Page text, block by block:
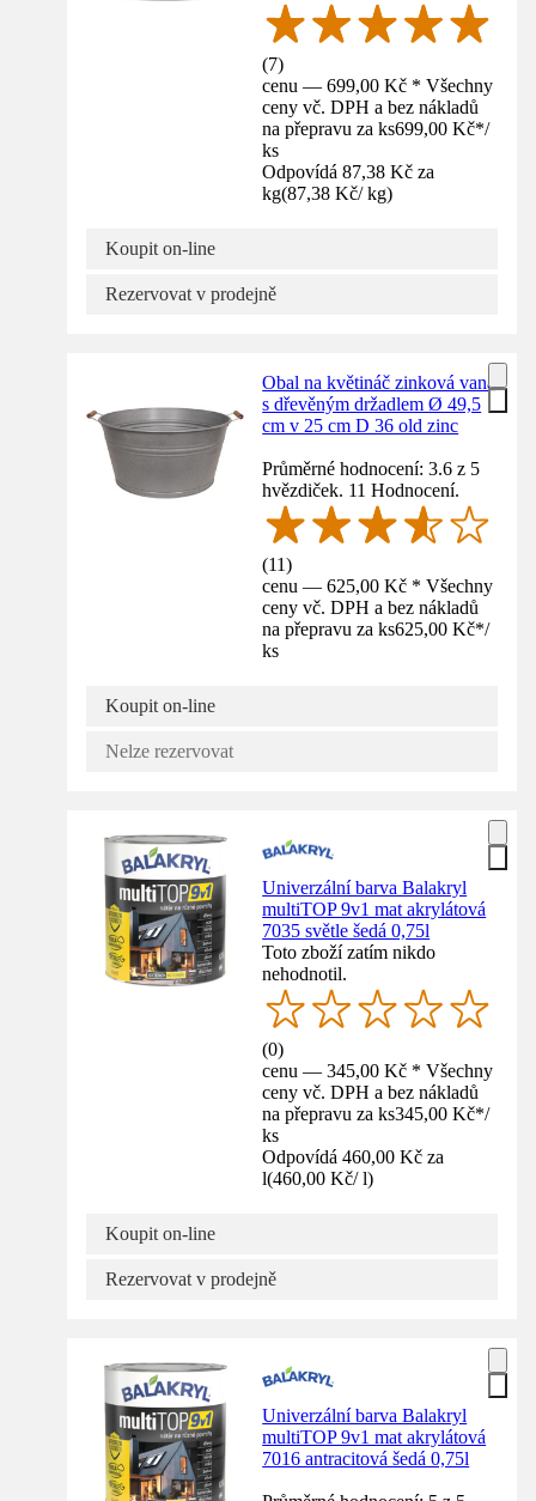
(7)
cenu — 699,00 Kč * Všechny
ceny vč. DPH a bez nákladů
na přepravu za ks699,00 Kč*/
ks
Odpovídá 87,38 Kč za
kg(87,38 Kč/ kg)
Koupit on-line
Rezervovat v prodejně
Obal na květináč zinková vana
s dřevěným držadlem Ø 49,5
cm v 25 cm D 36 old zinc
Průměrné hodnocení: 3.6 z 5
hvězdiček. 11 Hodnocení.
(11)
cenu — 625,00 Kč * Všechny
ceny vč. DPH a bez nákladů
na přepravu za ks625,00 Kč*/
ks
Koupit on-line
Nelze rezervovat
Univerzální barva Balakryl
multiTOP 9v1 mat akrylátová
7035 světle šedá 0,75l
Toto zboží zatím nikdo
nehodnotil.
(0)
cenu — 345,00 Kč * Všechny
ceny vč. DPH a bez nákladů
na přepravu za ks345,00 Kč*/
ks
Odpovídá 460,00 Kč za
l(460,00 Kč/ l)
Koupit on-line
Rezervovat v prodejně
Univerzální barva Balakryl
multiTOP 9v1 mat akrylátová
7016 antracitová šedá 0,75l